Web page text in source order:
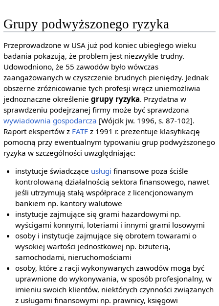
Grupy podwyższonego ryzyka
Przeprowadzone w USA już pod koniec ubiegłego wieku
badania pokazują, że problem jest niezwykle trudny.
Udowodniono, że 55 zawodów było wówczas
zaangażowanych w czyszczenie brudnych pieniędzy. Jednak
obszerne zróżnicowanie tych profesji wręcz uniemożliwia
jednoznaczne określenie grupy ryzyka. Przydatna w
sprawdzeniu podejrzanej firmy może być sprawdzona
wywiadownia gospodarcza [Wójcik jw. 1996, s. 87-102].
Raport ekspertów z FATFz 1991 r. prezentuje klasyfikację
pomocną przy ewentualnym typowaniu grup podwyższonego
ryzyka w szczególności uwzględniając:
instytucje świadczące usługi finansowe poza ściśle
kontrolowaną działalnością sektora finansowego, nawet
jeśli utrzymują stałą współprace z licencjonowanym
bankiem np. kantory walutowe
instytucje zajmujące się grami hazardowymi np.
wyścigami konnymi, loteriami i innymi grami losowymi
osoby i instytucje zajmujące się obrotem towarami o
wysokiej wartości jednostkowej np. biżuterią,
samochodami, nieruchomościami
osoby, które z racji wykonywanych zawodów mogą być
uprawnione do wykonywania, w sposób profesjonalny, w
imieniu swoich klientów, niektórych czynności związanych
z usługami finansowymi np. prawnicy, księgowi